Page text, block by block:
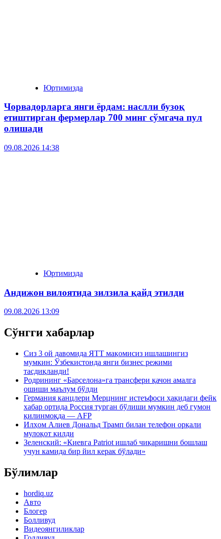
Юртимизда
Чорвадорларга янги ёрдам: наслли бузоқ
етиштирган фермерлар 700 минг сўмгача пул
олишади
09.08.2026 14:38
Юртимизда
Андижон вилоятида зилзила қайд этилди
09.08.2026 13:09
Сўнгги хабарлар
Сиз 3 ой давомида ЯТТ мақомисиз ишлашингиз
мумкин: Ўзбекистонда янги бизнес режими
тасдиқланди!
Родрининг «Барселона»га трансфери қачон амалга
ошиши маълум бўлди
Германия канцлери Мерцнинг истеъфоси ҳақидаги фейк
хабар ортида Россия турган бўлиши мумкин деб гумон
қилинмоқда — AFP
Илҳом Алиев Дональд Трамп билан телефон орқали
мулоқот қилди
Зеленский: «Киевга Patriot ишлаб чиқаришни бошлаш
учун камида бир йил керак бўлади»
Бўлимлар
hordiq.uz
Авто
Блогер
Болливуд
Видеоянгиликлар